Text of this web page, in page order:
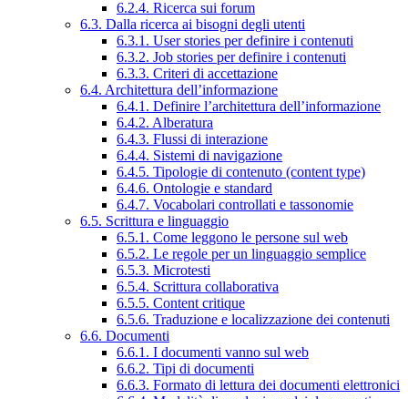
6.2.4. Ricerca sui forum
6.3. Dalla ricerca ai bisogni degli utenti
6.3.1. User stories per definire i contenuti
6.3.2. Job stories per definire i contenuti
6.3.3. Criteri di accettazione
6.4. Architettura dell’informazione
6.4.1. Definire l’architettura dell’informazione
6.4.2. Alberatura
6.4.3. Flussi di interazione
6.4.4. Sistemi di navigazione
6.4.5. Tipologie di contenuto (content type)
6.4.6. Ontologie e standard
6.4.7. Vocabolari controllati e tassonomie
6.5. Scrittura e linguaggio
6.5.1. Come leggono le persone sul web
6.5.2. Le regole per un linguaggio semplice
6.5.3. Microtesti
6.5.4. Scrittura collaborativa
6.5.5. Content critique
6.5.6. Traduzione e localizzazione dei contenuti
6.6. Documenti
6.6.1. I documenti vanno sul web
6.6.2. Tipi di documenti
6.6.3. Formato di lettura dei documenti elettronici